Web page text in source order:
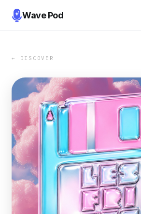
Wave Pod
← DISCOVER